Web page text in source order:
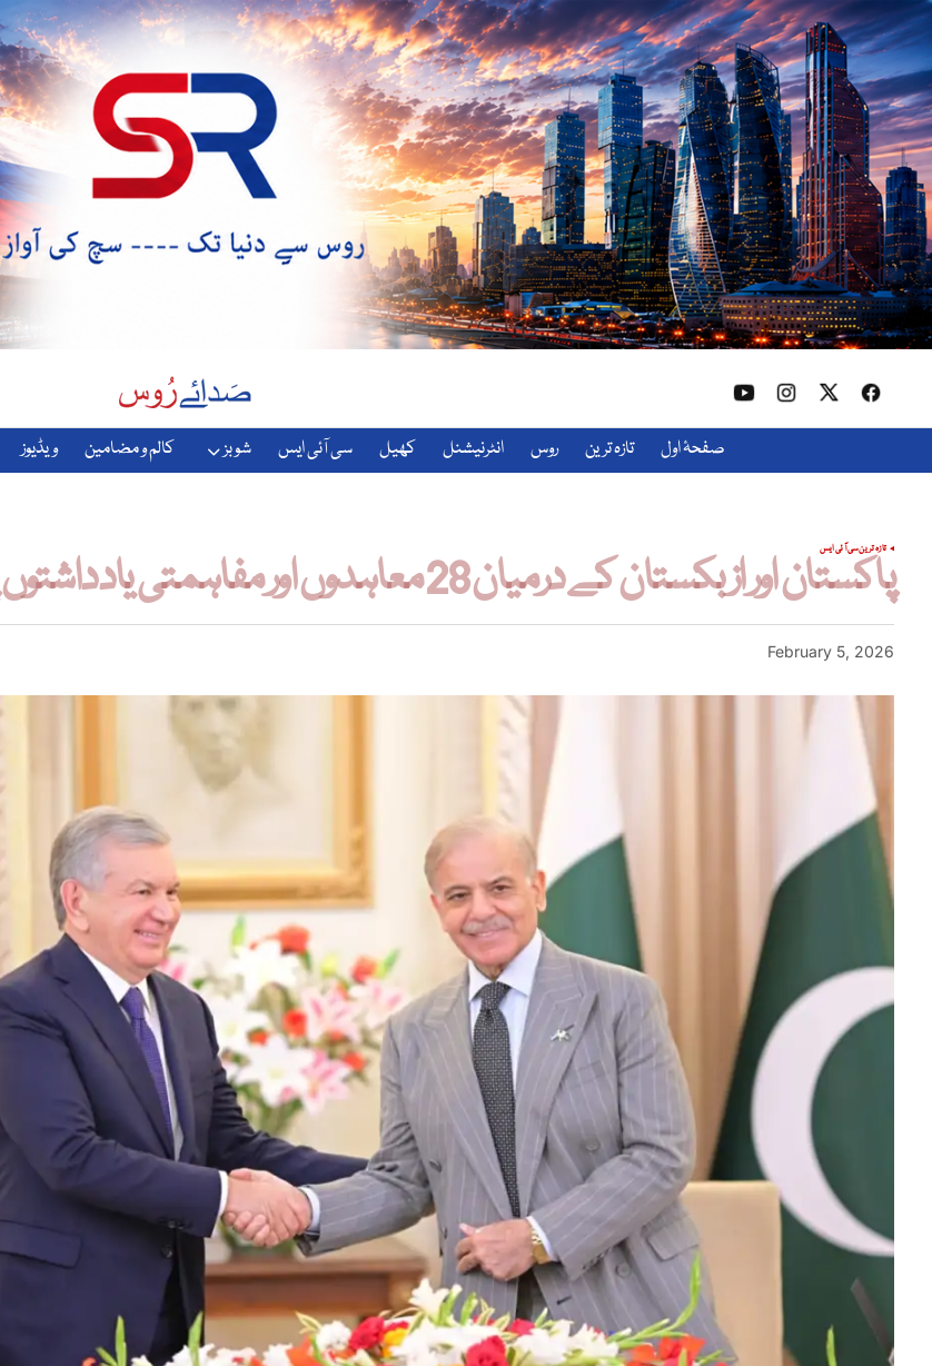
صفحۂ اول تازہ ترین روس انٹرنیشنل کھیل سی آئی ایس شوبز کالم و مضامین ویڈیوز
تازہ ترینسی آئی ایس
پاکستان اور ازبکستان کے درمیان 28 معاہدوں اور مفاہمتی یادداشتوں پر دستخط
February 5, 2026